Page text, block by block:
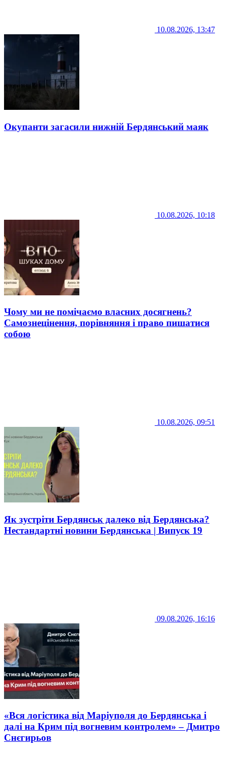
10.08.2026, 13:47
Окупанти загасили нижній Бердянський маяк
10.08.2026, 10:18
Чому ми не помічаємо власних досягнень?
Самознецінення, порівняння і право пишатися
собою
10.08.2026, 09:51
Як зустріти Бердянськ далеко від Бердянська?
Нестандартні новини Бердянська | Випуск 19
09.08.2026, 16:16
«Вся логістика від Маріуполя до Бердянська і
далі на Крим під вогневим контролем» – Дмитро
Снєгирьов